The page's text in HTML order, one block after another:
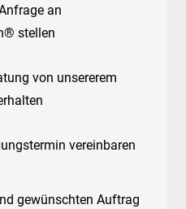
an
stellen
von unsererem
vereinbaren
gewünschten Auftrag